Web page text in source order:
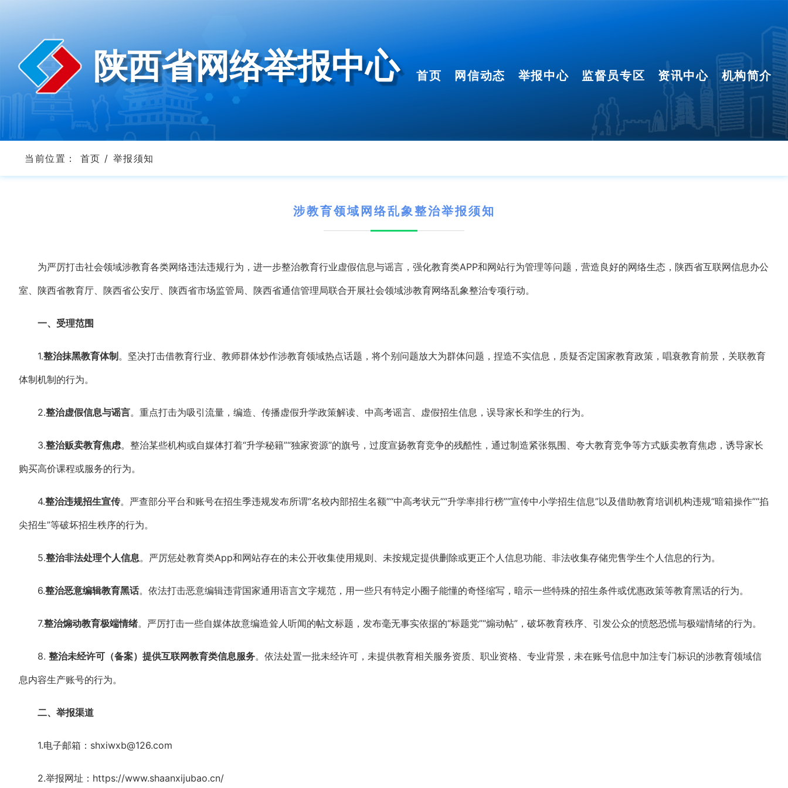
陕西省网络举报中心 首页 网信动态 举报中心 监督员专区 资讯中心 机构简介
当前位置： 首页 / 举报须知
涉教育领域网络乱象整治举报须知
为严厉打击社会领域涉教育各类网络违法违规行为，进一步整治教育行业虚假信息与谣言，强化教育类APP和网站行为管理等问题，营造良好的网络生态，陕西省互联网信息办公
室、陕西省教育厅、陕西省公安厅、陕西省市场监管局、陕西省通信管理局联合开展社会领域涉教育网络乱象整治专项行动。
一、受理范围
1.整治抹黑教育体制 。坚决打击借教育行业、教师群体炒作涉教育领域热点话题，将个别问题放大为群体问题，捏造不实信息，质疑否定国家教育政策，唱衰教育前景，关联教育
体制机制的行为。
2.整治虚假信息与谣言。重点打击为吸引流量，编造、传播虚假升学政策解读、中高考谣言、虚假招生信息，误导家长和学生的行为。
3.整治贩卖教育焦虑。整治某些机构或自媒体打着“升学秘籍”“独家资源”的旗号，过度宣扬教育竞争的残酷性，通过制造紧张氛围、夸大教育竞争等方式贩卖教育焦虑，诱导家长
购买高价课程或服务的行为。
4.整治违规招生宣传。严查部分平台和账号在招生季违规发布所谓“名校内部招生名额”“中高考状元”“升学率排行榜”“宣传中小学招生信息”以及借助教育培训机构违规“暗箱操作”“掐
尖招生”等破坏招生秩序的行为。
5.整治非法处理个人信息。严厉惩处教育类App和网站存在的未公开收集使用规则、未按规定提供删除或更正个人信息功能、非法收集存储兜售学生个人信息的行为。
6.整治恶意编辑教育黑话。依法打击恶意编辑违背国家通用语言文字规范，用一些只有特定小圈子能懂的奇怪缩写，暗示一些特殊的招生条件或优惠政策等教育黑话的行为。
7.整治煽动教育极端情绪。严厉打击一些自媒体故意编造耸人听闻的帖文标题，发布毫无事实依据的“标题党”“煽动帖”，破坏教育秩序、引发公众的愤怒恐慌与极端情绪的行为。
8. 整治未经许可（备案）提供互联网教育类信息服务。依法处置一批未经许可，未提供教育相关服务资质、职业资格、专业背景，未在账号信息中加注专门标识的涉教育领域信
息内容生产账号的行为。
二、举报渠道
1.电子邮箱：shxiwxb@126.com
2.举报网址：https://www.shaanxijubao.cn/